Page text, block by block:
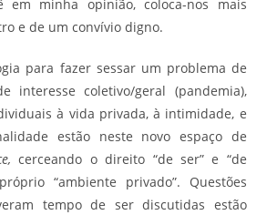
em minha opinião, coloca-nos mais
e de um convívio digno.
para fazer sessar um problema de
interesse coletivo/geral (pandemia),
à vida privada, à intimidade, e
estão neste novo espaço de
cerceando o direito “de ser” e “de
“ambiente privado”. Questões
tempo de ser discutidas estão